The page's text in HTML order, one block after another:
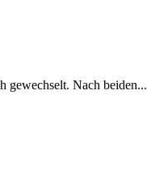
Nach beiden...